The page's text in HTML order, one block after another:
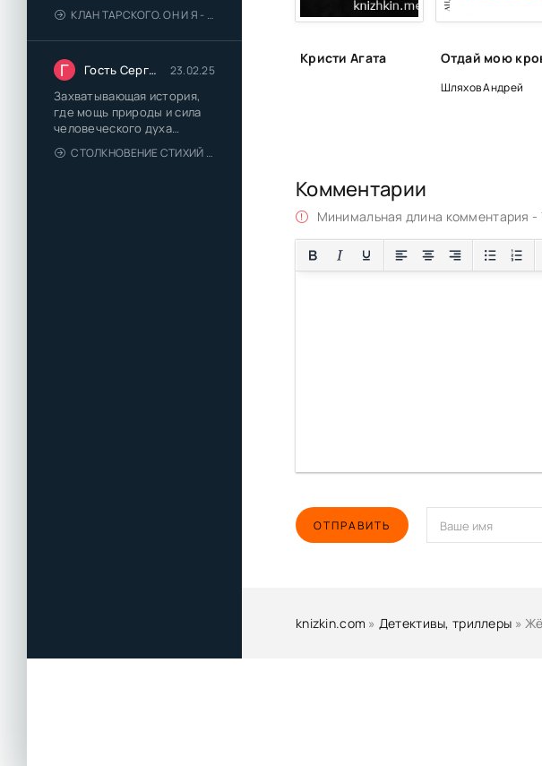
КЛАН ТАРСКОГО. ОН И Я - ЕЛЕНА ТОДОРОВА (1)
Г Гость Сергей 23.02.25
Захватывающая история,
где мощь природы и сила
человеческого духа
сплетаются в напряжённый
и
СТОЛКНОВЕНИЕ СТИХИЙ - ВАЛЕРИЙ ГУМИНСКИЙ
Кристи Агата
Шляхов Андрей
Комментарии
Минимальная длина комментария -
ОТПРАВИТЬ
knizkin.com » Детективы, триллеры »